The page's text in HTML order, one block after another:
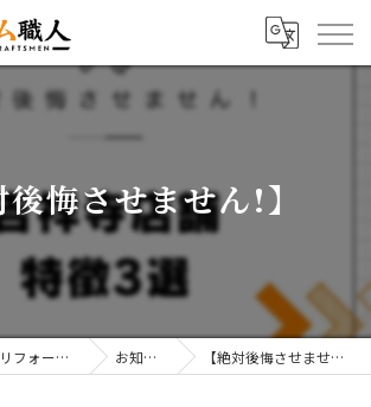
後悔させません!】
リフォームならリフォーム職人 お知らせ 【絶対後悔させません!】